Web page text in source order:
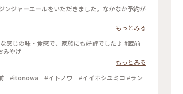
ジャーエールをいただきました。なかなか予約が
もっとみる
感じの味・食感で、家族にも好評でした♪ #蔵前
やげ
もっとみる